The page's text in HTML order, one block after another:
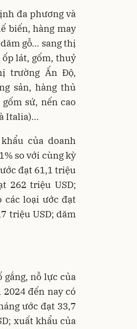
đa phương và
biến, hàng may
gỗ... sang thị
lát, gốm, thuỷ
trường Ấn Độ,
sản, hàng thủ
sứ, nến cao
Italia)…
của doanh
so với cùng kỳ
đạt 61,1 triệu
262 triệu USD;
các loại ước đạt
triệu USD; dăm
gắng, nỗ lực của
đến nay có
ước đạt 33,7
xuất khẩu của